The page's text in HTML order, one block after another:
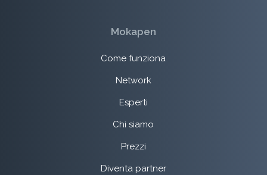
Mokapen
Come funziona
Network
Esperti
Chi siamo
Prezzi
Diventa partner